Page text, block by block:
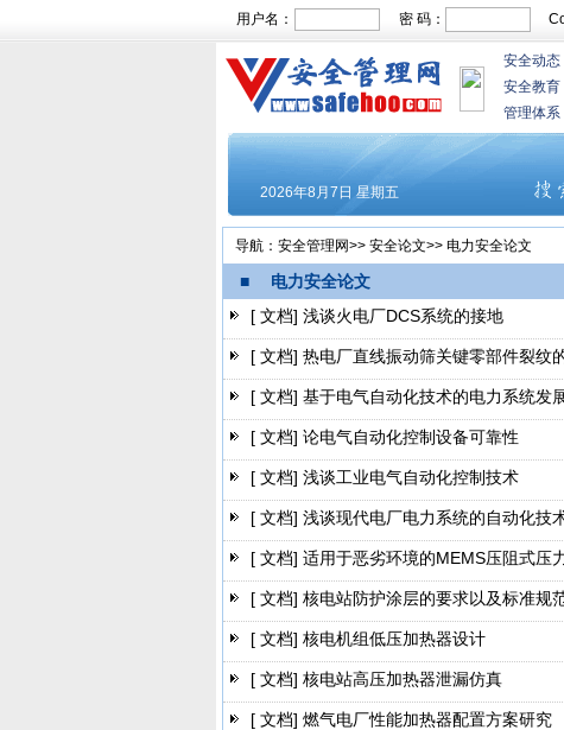
用户名： 密 码：
安全动态
安全教育
管理体系
导航： 安全管理网>> 安全论文>> 电力安全论文
■ 电力安全论文
[ 文档] 浅谈火电厂DCS系统的接地
[ 文档] 热电厂直线振动筛关键零部件裂纹
[ 文档] 基于电气自动化技术的电力系统发
[ 文档] 论电气自动化控制设备可靠性
[ 文档] 浅谈工业电气自动化控制技术
[ 文档] 浅谈现代电厂电力系统的自动化技
[ 文档] 适用于恶劣环境的MEMS压阻式压
[ 文档] 核电站防护涂层的要求以及标准规
[ 文档] 核电机组低压加热器设计
[ 文档] 核电站高压加热器泄漏仿真
[ 文档] 燃气电厂性能加热器配置方案研究